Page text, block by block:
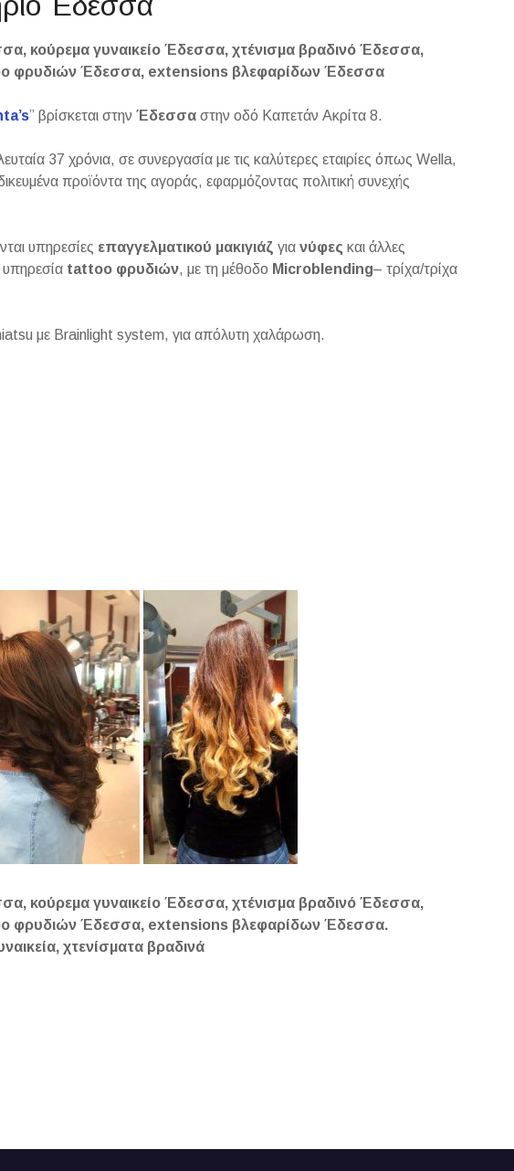
κούρεμα γυναικείο Έδεσσα, χτένισμα βραδινό Έδεσσα,
φρυδιών Έδεσσα, extensions βλεφαρίδων Έδεσσα
” βρίσκεται στηνΈδεσσα στην οδό Καπετάν Ακρίτα 8.
37 χρόνια, σε συνεργασία με τις καλύτερες εταιρίες όπως Wella,
προϊόντα της αγοράς, εφαρμόζοντας πολιτική συνεχής
υπηρεσίες επαγγελματικού μακιγιάζ γιανύφες και άλλες
tattoo φρυδιών, με τη μέθοδο Microblending– τρίχα/τρίχα
με Brainlight system, για απόλυτη χαλάρωση.
κούρεμα γυναικείο Έδεσσα, χτένισμα βραδινό Έδεσσα,
φρυδιών Έδεσσα, extensions βλεφαρίδων Έδεσσα.
χτενίσματα βραδινά